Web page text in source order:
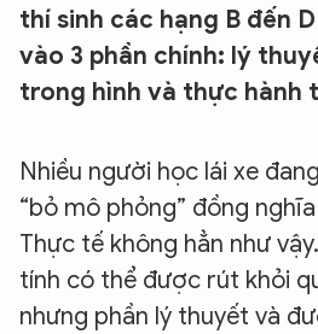
thí sinh các hạng B đến
vào 3 phần chính: lý
trong hình và thực hành
Nhiều người học lái xe
“bỏ mô phỏng” đồng
Thực tế không hẳn như
tính có thể được rút khỏi
nhưng phần lý thuyết và